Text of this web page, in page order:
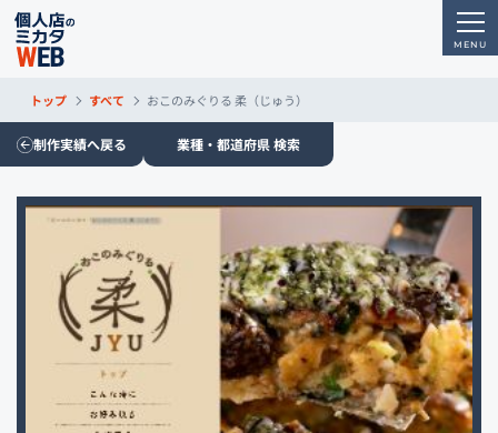
トップ すべて おこのみぐりる 柔（じゅう）
制作実績へ戻る 業種・都道府県 検索